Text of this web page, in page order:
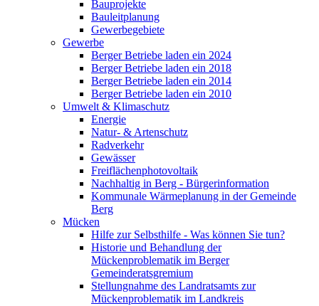
Bauprojekte
Bauleitplanung
Gewerbegebiete
Gewerbe
Berger Betriebe laden ein 2024
Berger Betriebe laden ein 2018
Berger Betriebe laden ein 2014
Berger Betriebe laden ein 2010
Umwelt & Klimaschutz
Energie
Natur- & Artenschutz
Radverkehr
Gewässer
Freiflächenphotovoltaik
Nachhaltig in Berg - Bürgerinformation
Kommunale Wärmeplanung in der Gemeinde
Berg
Mücken
Hilfe zur Selbsthilfe - Was können Sie tun?
Historie und Behandlung der
Mückenproblematik im Berger
Gemeinderatsgremium
Stellungnahme des Landratsamts zur
Mückenproblematik im Landkreis